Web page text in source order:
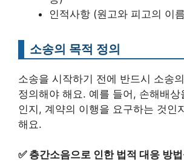
인적사항 (원고와 피고의 이
소송의 목적 정의
소송을 시작하기 전에 반드시 소송
정의해야 해요. 예를 들어, 손해배상
인지, 계약의 이행을 요구하는 것인
해요.
✅ 층간소음으로 인한 법적 대응 방